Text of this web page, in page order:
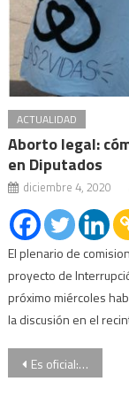
ACTUALIDAD
Aborto legal:
en Diputados
diciembre 4, 2020
El plenario de
proyecto de
próximo miércoles
la discusión en el
Navegación
Es oficial: eliminan el IVA a los alimentos de la canasta básica